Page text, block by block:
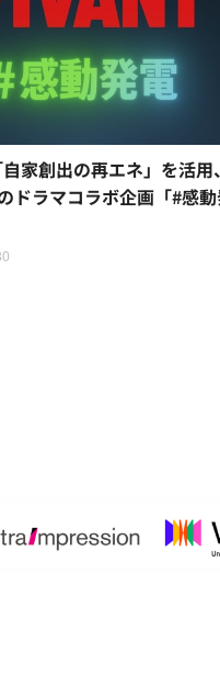
家創出の再エネ」を活用
ドラマコラボ企画「#感動